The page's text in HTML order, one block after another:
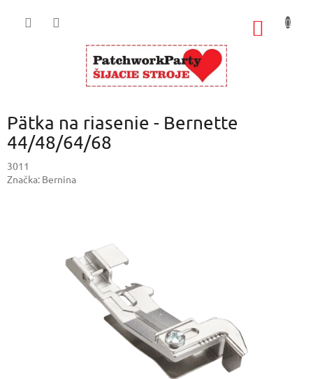
Pätka na riasenie - Bernette
44/48/64/68
3011
Značka: Bernina